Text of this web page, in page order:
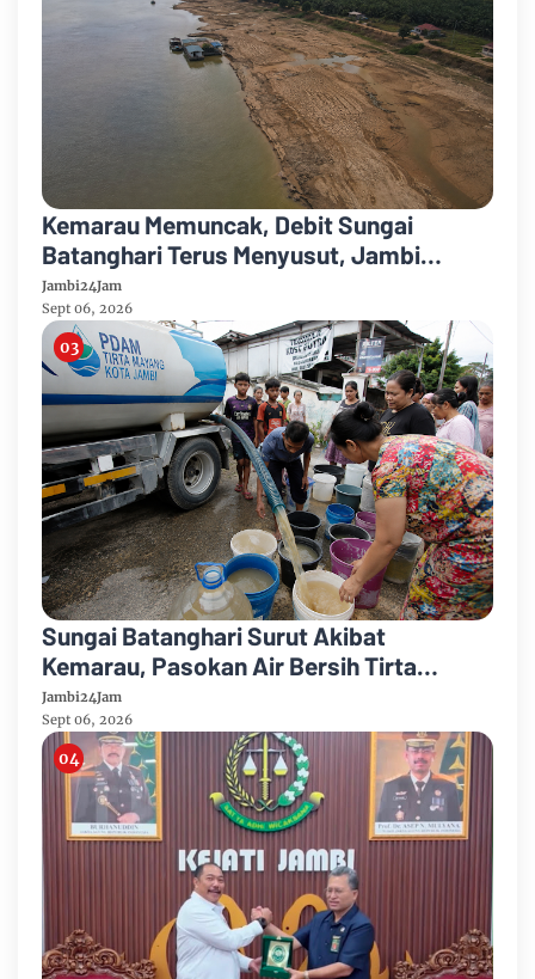
Kemarau Memuncak, Debit Sungai
Batanghari Terus Menyusut, Jambi
Hadapi Ancaman Krisis Air Bersih dan
Karhutla
Jambi24Jam
Sept 06, 2026
Sungai Batanghari Surut Akibat
Kemarau, Pasokan Air Bersih Tirta
Mayang Jambi Keruh
Jambi24Jam
Sept 06, 2026